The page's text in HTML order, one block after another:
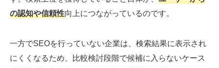
の認知や信頼性向上につながっているのです。
一方でSEOを行っていない企業は、検索結果に表示され
にくくなるため、比較検討段階で候補に入らないケース